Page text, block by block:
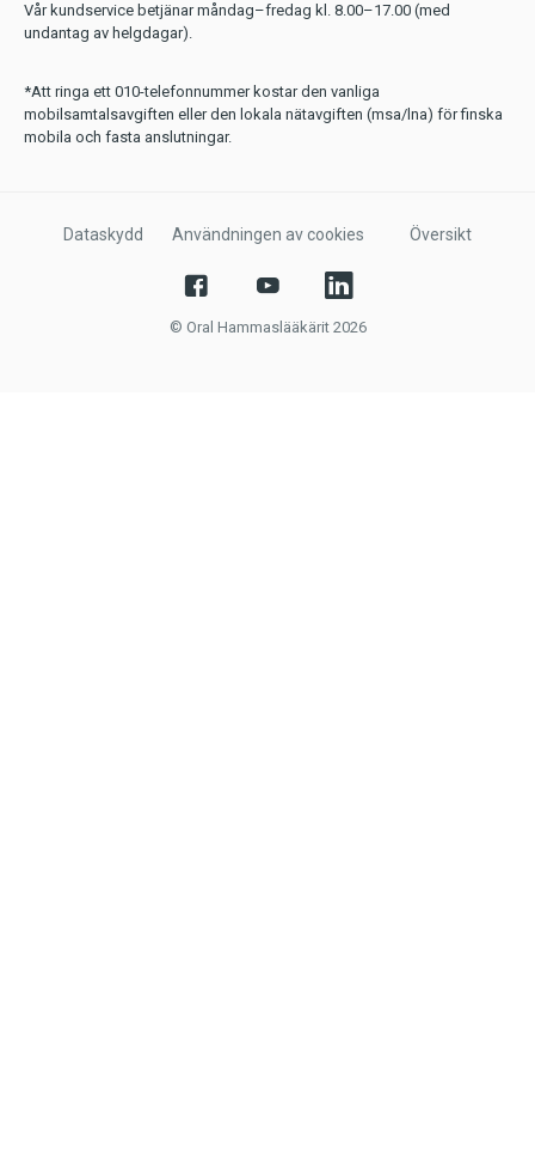
Vår kundservice betjänar måndag–fredag kl. 8.00–17.00 (med
undantag av helgdagar).
*Att ringa ett 010-telefonnummer kostar den vanliga
mobilsamtalsavgiften eller den lokala nätavgiften (msa/lna) för finska
mobila och fasta anslutningar.
Dataskydd Användningen av cookies Översikt
© Oral Hammaslääkärit 2026